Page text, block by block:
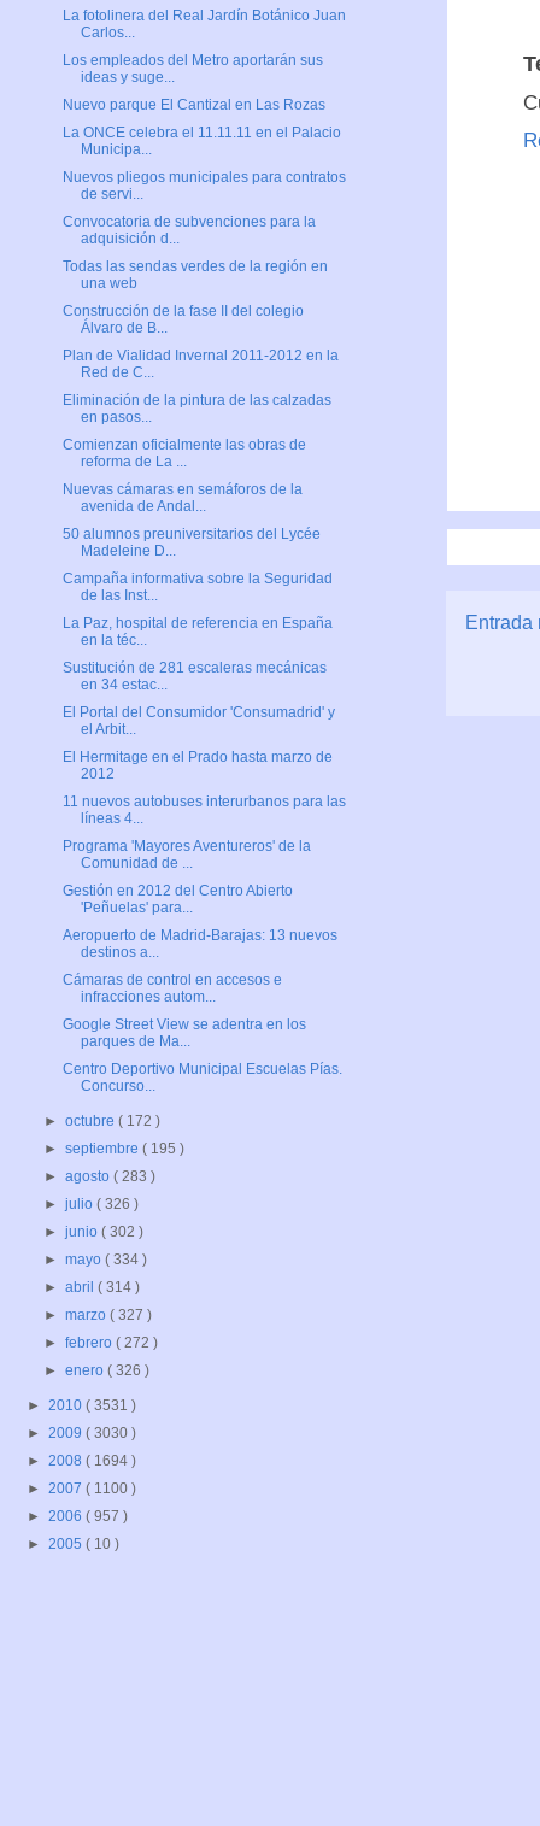
Entrada
La fotolinera del Real Jardín Botánico Juan
Carlos...
Los empleados del Metro aportarán sus
ideas y suge...
Nuevo parque El Cantizal en Las Rozas
La ONCE celebra el 11.11.11 en el Palacio
Municipa...
Nuevos pliegos municipales para contratos
de servi...
Convocatoria de subvenciones para la
adquisición d...
Todas las sendas verdes de la región en
una web
Construcción de la fase II del colegio
Álvaro de B...
Plan de Vialidad Invernal 2011-2012 en la
Red de C...
Eliminación de la pintura de las calzadas
en pasos...
Comienzan oficialmente las obras de
reforma de La ...
Nuevas cámaras en semáforos de la
avenida de Andal...
50 alumnos preuniversitarios del Lycée
Madeleine D...
Campaña informativa sobre la Seguridad
de las Inst...
La Paz, hospital de referencia en España
en la téc...
Sustitución de 281 escaleras mecánicas
en 34 estac...
El Portal del Consumidor 'Consumadrid' y
el Arbit...
El Hermitage en el Prado hasta marzo de
2012
11 nuevos autobuses interurbanos para las
líneas 4...
Programa 'Mayores Aventureros' de la
Comunidad de ...
Gestión en 2012 del Centro Abierto
'Peñuelas' para...
Aeropuerto de Madrid-Barajas: 13 nuevos
destinos a...
Cámaras de control en accesos e
infracciones autom...
Google Street View se adentra en los
parques de Ma...
Centro Deportivo Municipal Escuelas Pías.
Concurso...
►octubre( 172 )
►septiembre( 195 )
►agosto( 283 )
►julio( 326 )
►junio( 302 )
►mayo( 334 )
►abril( 314 )
►marzo( 327 )
►febrero( 272 )
►enero( 326 )
► 2010 ( 3531 )
► 2009 ( 3030 )
► 2008 ( 1694 )
► 2007 ( 1100 )
► 2006 ( 957 )
► 2005 ( 10 )